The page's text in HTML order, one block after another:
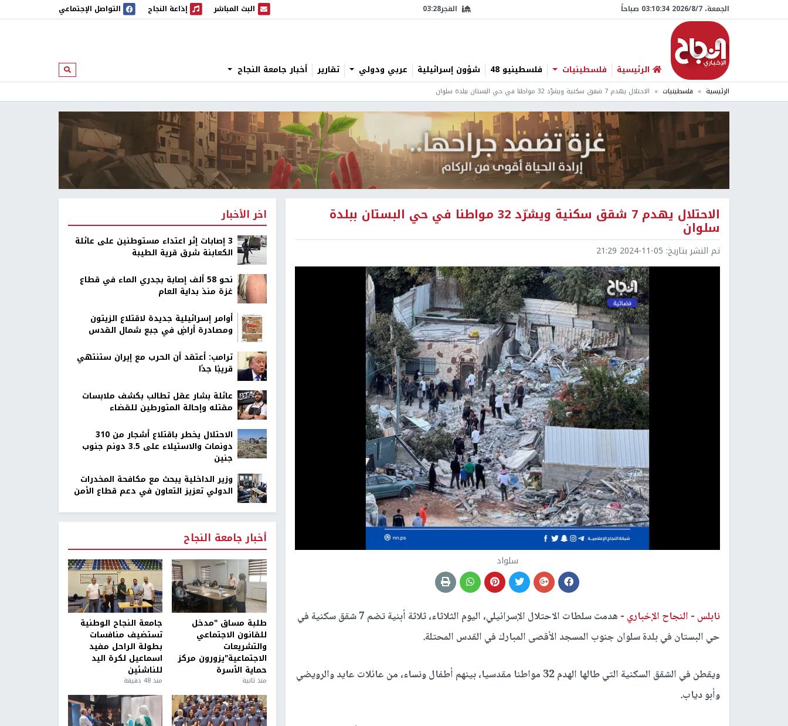
الجمعة، 7/‏8/‏2026 03:10:35 صباحاً الفجر03:28 البث المباشر
البث المباشر إذاعة النجاح
إذاعة النجاح التواصل الإجتماعي
الرئيسية فلسطينيات فلسطينيو 48 شؤون إسرائيلية عربي ودولي تقارير أخبار جامعة النجاح ابحث
الرئيسية فلسطينيات الاحتلال يهدم 7 شقق سكنية ويشرّد 32 مواطنا في حي البستان ببلدة سلوان
الاحتلال يهدم 7 شقق سكنية ويشرّد 32 مواطنا في حي البستان ببلدة
سلوان
تم النشر بتاريخ: 2024-11-05 21:29
سلواد
نابلس - النجاح الإخباري -
هدمت سلطات الاحتلال الإسرائيلي، اليوم الثلاثاء، ثلاثة أبنية تضم 7 شقق سكنية في
حي البستان في بلدة سلوان جنوب المسجد الأقصى المبارك في القدس المحتلة.
ويقطن في الشقق السكنية التي طالها الهدم 32 مواطنا مقدسيا، بينهم أطفال ونساء، من عائلات عايد والرويضي
وأبو دياب.
اخر الأخبار
‏3 إصابات إثر اعتداء مستوطنين على عائلة
الكعابنة شرق قرية الطيبة
نحو 58 ألف إصابة بجدري الماء في قطاع
غزة منذ بداية العام
أوامر إسرائيلية جديدة لاقتلاع الزيتون
ومصادرة أراضٍ في جبع شمال القدس
ترامب: أعتقد أن الحرب مع إيران ستنتهي
قريبًا جدًا
عائلة بشار عقل تطالب بكشف ملابسات
مقتله وإحالة المتورطين للقضاء
الاحتلال يخطر باقتلاع أشجار من 310
دونمات والاستيلاء على 3.5 دونم جنوب
جنين
وزير الداخلية يبحث مع مكافحة المخدرات
الدولي تعزيز التعاون في دعم قطاع الأمن
أخبار جامعة النجاح
طلبة مساق "مدخل
للقانون الاجتماعي
والتشريعات
الاجتماعية"يزورون مركز
حماية الأسرة
منذ ثانية
جامعة النجاح الوطنية
تستضيف منافسات
بطولة الراحل مفيد
اسماعيل لكرة اليد
للناشئين
منذ 48 دقيقة